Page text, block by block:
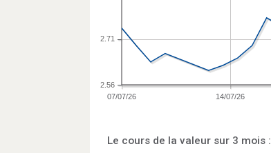
07/07/26 14/07/26
2.56
2.71
Le cours de la valeur sur 3 mois :